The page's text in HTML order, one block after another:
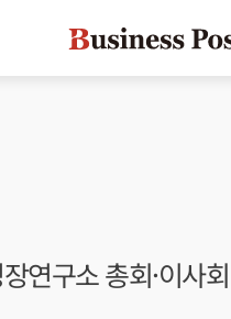
연구소 총회·이사